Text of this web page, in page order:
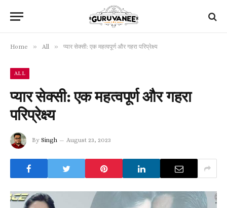
Home » All » प्यार सेक्सी: एक महत्वपूर्ण और गहरा परिप्रेक्ष्य
ALL
प्यार सेक्सी: एक महत्वपूर्ण और गहरा
परिप्रेक्ष्य
By Singh August 23, 2023